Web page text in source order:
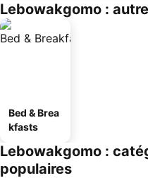
Lebowakgomo :
Bed & Brea
kfasts
Lebowakgomo :
populaires